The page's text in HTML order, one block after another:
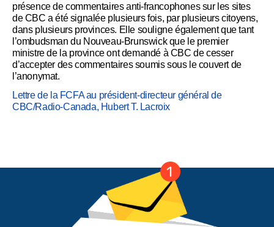
présence de commentaires anti-francophones sur les sites
de CBC a été signalée plusieurs fois, par plusieurs citoyens,
dans plusieurs provinces. Elle souligne également que tant
l’ombudsman du Nouveau-Brunswick que le premier
ministre de la province ont demandé à CBC de cesser
d’accepter des commentaires soumis sous le couvert de
l’anonymat.
Lettre de la FCFA au président-directeur général de
CBC/Radio-Canada, Hubert T. Lacroix